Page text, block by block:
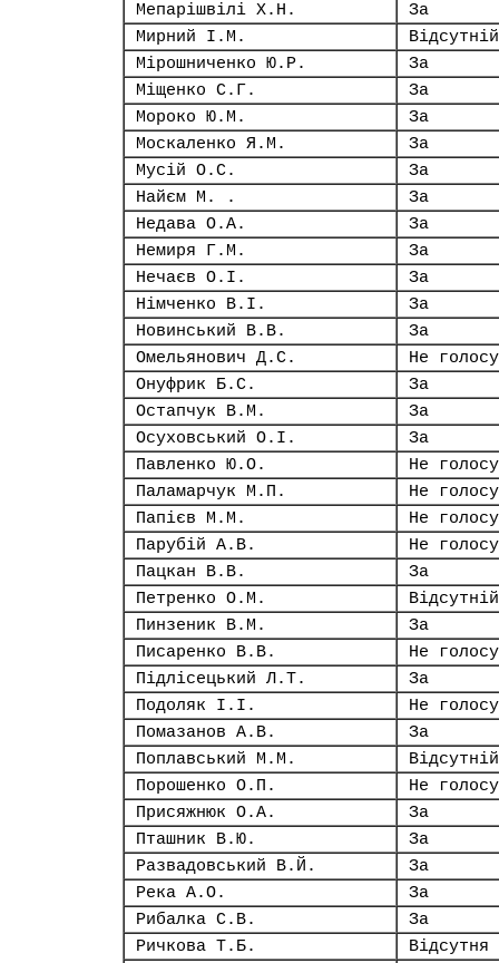
Мепарішвілі Х.Н.
За
Мирний І.М.
Відсутній
Мірошниченко Ю.Р.
За
Міщенко С.Г.
За
Мороко Ю.М.
За
Москаленко Я.М.
За
Мусій О.С.
За
Найєм М. .
За
Недава О.А.
За
Немиря Г.М.
За
Нечаєв О.І.
За
Німченко В.І.
За
Новинський В.В.
За
Омельянович Д.С.
Не
Онуфрик Б.С.
За
Остапчук В.М.
За
Осуховський О.І.
За
Павленко Ю.О.
Не
Паламарчук М.П.
Не
Папієв М.М.
Не
Парубій А.В.
Не
Пацкан В.В.
За
Петренко О.М.
Відсутній
Пинзеник В.М.
За
Писаренко В.В.
Не
Підлісецький Л.Т.
За
Подоляк І.І.
Не
Помазанов А.В.
За
Поплавський М.М.
Відсутній
Порошенко О.П.
Не
Присяжнюк О.А.
За
Пташник В.Ю.
За
Развадовський В.Й.
За
Река А.О.
За
Рибалка С.В.
За
Ричкова Т.Б.
Відсутня